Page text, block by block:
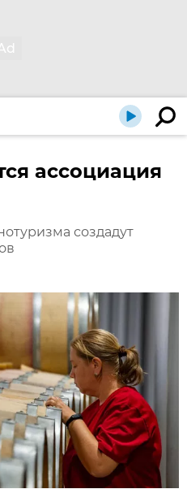
ассоциация
создадут